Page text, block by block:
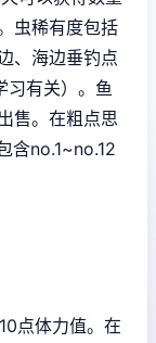
虫稀有度包括
、海边垂钓点
习有关）。鱼
售。 在粗点思
含no.1~no.12
点体力值。在